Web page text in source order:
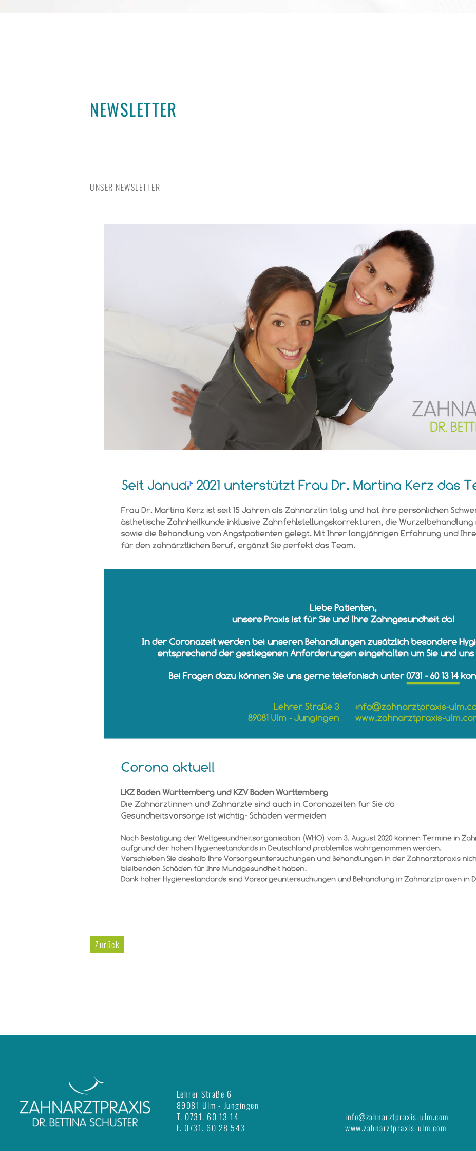
NEWSLETTER
UNSER NEWSLETTER
Zurück
Lehrer Straße 6
89081 Ulm - Jungingen
T. 0731. 60 13 14
F. 0731. 60 28 543
info@zahnarztpraxis-ulm.com
www.zahnarztpraxis-ulm.com